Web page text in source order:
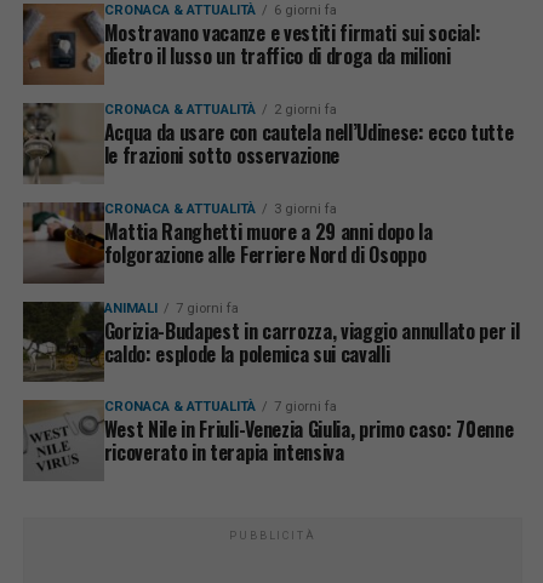
CRONACA & ATTUALITÀ 6 giorni fa
Mostravano vacanze e vestiti firmati sui social:
dietro il lusso un traffico di droga da milioni
CRONACA & ATTUALITÀ 2 giorni fa
Acqua da usare con cautela nell’Udinese: ecco tutte
le frazioni sotto osservazione
CRONACA & ATTUALITÀ 3 giorni fa
Mattia Ranghetti muore a 29 anni dopo la
folgorazione alle Ferriere Nord di Osoppo
ANIMALI 7 giorni fa
Gorizia-Budapest in carrozza, viaggio annullato per il
caldo: esplode la polemica sui cavalli
CRONACA & ATTUALITÀ 7 giorni fa
West Nile in Friuli-Venezia Giulia, primo caso: 70enne
ricoverato in terapia intensiva
PUBBLICITÀ